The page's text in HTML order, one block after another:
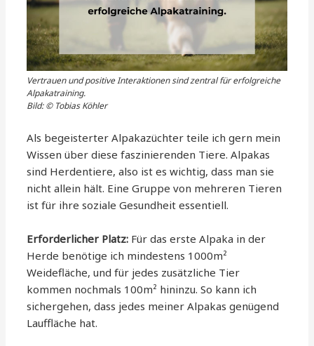
Vertrauen und positive Interaktionen sind zentral für erfolgreiche
Alpakatraining.
Bild: © Tobias Köhler
Als begeisterter Alpakazüchter teile ich gern mein
Wissen über diese faszinierenden Tiere. Alpakas
sind Herdentiere, also ist es wichtig, dass man sie
nicht allein hält. Eine Gruppe von mehreren Tieren
ist für ihre soziale Gesundheit essentiell.
Erforderlicher Platz: Für das erste Alpaka in der
Herde benötige ich mindestens 1000m²
Weidefläche, und für jedes zusätzliche Tier
kommen nochmals 100m² hininzu. So kann ich
sichergehen, dass jedes meiner Alpakas genügend
Lauffläche hat.